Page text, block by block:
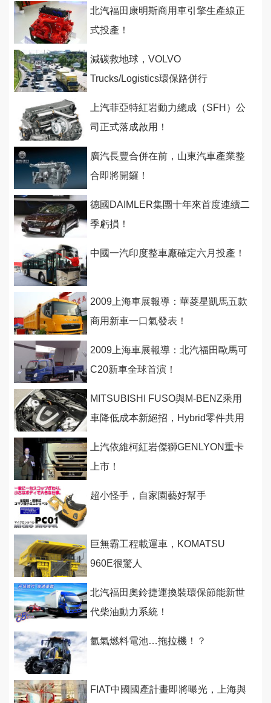
北汽福田康明斯商用車引擎生產線正
式投產！
減碳救地球，VOLVO
Trucks/Logistics環保路併行
上汽菲亞特紅岩動力總成（SFH）公
司正式落成啟用！
廣汽長豐合併在前，山東汽車產業整
合即將開鑼！
德國DAIMLER集團十年來首度連續二
季虧損！
中國一汽印度整車廠確定六月投產！
2009上海車展報導：華菱星凱馬五款
商用新車一口氣發表！
2009上海車展報導：北汽福田歐馬可
C20新車全球首演！
MITSUBISHI FUSO與M-BENZ乘用
車降低成本新絕招，Hybrid零件共用
上汽依維柯紅岩傑獅GENLYON重卡
上市！
超小怪手，自家園藝好幫手
巨無霸工程載運車，KOMATSU
960E很驚人
北汽福田奧鈴捷運換裝環保節能新世
代柴油動力系統！
氫氣燃料電池…拖拉機！？
FIAT中國國產計畫即將曝光，上海與